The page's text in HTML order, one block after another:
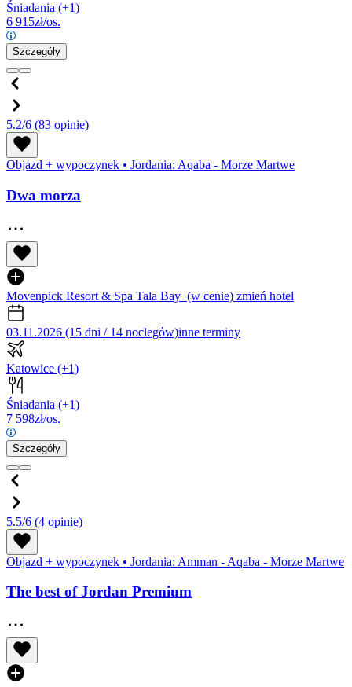
Śniadania (+1)
6 915zł/os.
Szczegóły
5.2/6 (83 opinie)
Objazd + wypoczynek • Jordania: Aqaba - Morze Martwe
Dwa morza
Movenpick Resort & Spa Tala Bay (w cenie) zmień hotel
03.11.2026 (15 dni / 14 noclegów)inne terminy
Katowice (+1)
Śniadania (+1)
7 598zł/os.
Szczegóły
5.5/6 (4 opinie)
Objazd + wypoczynek • Jordania: Amman - Aqaba - Morze Martwe
The best of Jordan Premium